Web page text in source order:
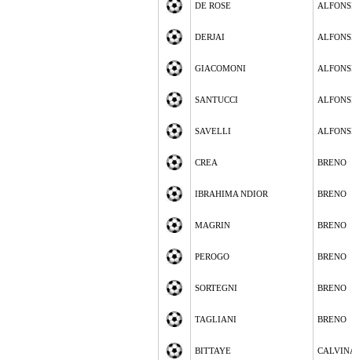
DE ROSE
DERJAI
GIACOMONI
SANTUCCI
SAVELLI
CREA BRENO
IBRAHIMA NDIOR BRENO
MAGRIN BRENO
PEROGO BRENO
SORTEGNI BRENO
TAGLIANI BRENO
BITTAYE